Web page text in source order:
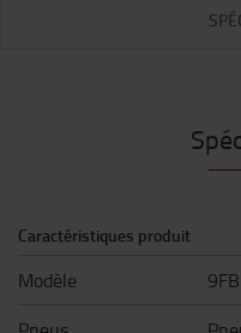
Caractéristiques produit
Modèle